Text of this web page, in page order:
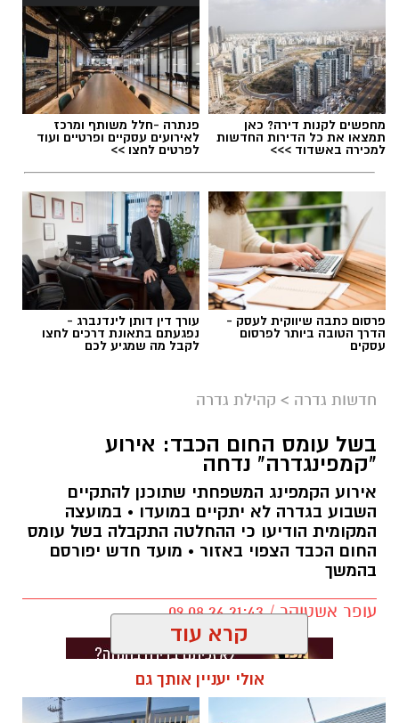
מחפשים לקנות דירה? כאן
תמצאו את כל הדירות החדשות
למכירה באשדוד >>>
פנתרה -חלל משותף ומרכז
לאירועים עסקיים ופרטיים ועוד
לפרטים לחצו >>
פרסום כתבה שיווקית לעסק -
הדרך הטובה ביותר לפרסום
עסקים
עורך דין דותן לינדנברג -
נפגעתם בתאונת דרכים לחצו
לקבל מה שמגיע לכם
חדשות גדרה > קהילת גדרה
בשל עומס החום הכבד: אירוע
"קמפינגדרה" נדחה
אירוע הקמפינג המשפחתי שתוכנן להתקיים
השבוע בגדרה לא יתקיים במועדו • במועצה
המקומית הודיעו כי ההחלטה התקבלה בשל עומס
החום הכבד הצפוי באזור • מועד חדש יפורסם
בהמשך
עופר אשטוקר / 21:43 09.08.26
קרא עוד
אולי יעניין אותך גם